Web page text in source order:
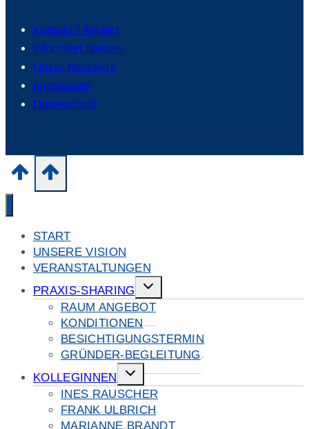
Kontakt / Anfahrt
Informiert bleiben
Unser Netzwerk
Impressum
Datenschutz
START
UNSERE VISION
VERANSTALTUNGEN
PRAXIS-SHARING
Untermenü
umschalten
RAUM ANGEBOT
KONDITIONEN
BESICHTIGUNGSTERMIN
GRÜNDER-BEGLEITUNG
KOLLEGINNEN
Untermenü
umschalten
INES RAUSCHER
FRANK ULBRICH
MARIANNE BRANDT